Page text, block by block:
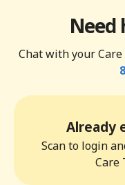
Need
Chat with your
Already
Scan to login
Care